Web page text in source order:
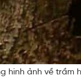
hình ảnh về trầm